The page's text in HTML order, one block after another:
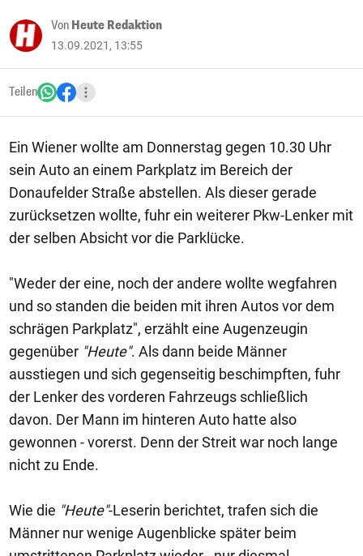
Von Heute Redaktion
13.09.2021, 13:55
Teilen
Ein Wiener wollte am Donnerstag gegen 10.30 Uhr
sein Auto an einem Parkplatz im Bereich der
Donaufelder Straße abstellen. Als dieser gerade
zurücksetzen wollte, fuhr ein weiterer Pkw-Lenker mit
der selben Absicht vor die Parklücke.
"Weder der eine, noch der andere wollte wegfahren
und so standen die beiden mit ihren Autos vor dem
schrägen Parkplatz", erzählt eine Augenzeugin
gegenüber "Heute". Als dann beide Männer
ausstiegen und sich gegenseitig beschimpften, fuhr
der Lenker des vorderen Fahrzeugs schließlich
davon. Der Mann im hinteren Auto hatte also
gewonnen - vorerst. Denn der Streit war noch lange
nicht zu Ende.
Wie die "Heute"-Leserin berichtet, trafen sich die
Männer nur wenige Augenblicke später beim